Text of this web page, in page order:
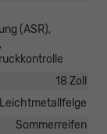
(ASR),
18 Zoll
Leichtmetallfelge
Sommerreifen